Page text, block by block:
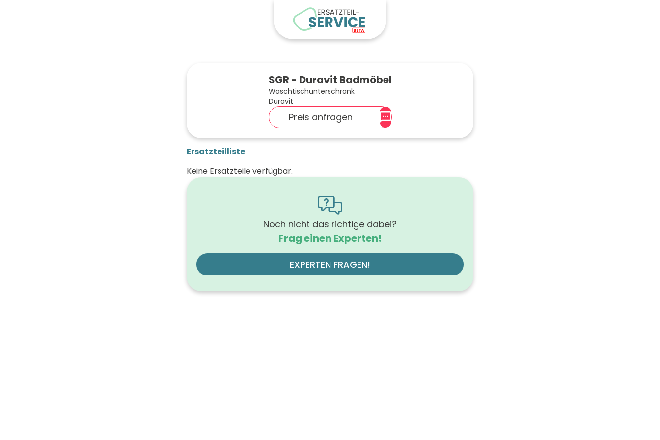
SGR - Duravit Badmöbel
Waschtischunterschrank
Duravit
Preis anfragen
Ersatzteilliste
Keine Ersatzteile verfügbar.
Noch nicht das richtige dabei?
Frag einen Experten!
EXPERTEN FRAGEN!